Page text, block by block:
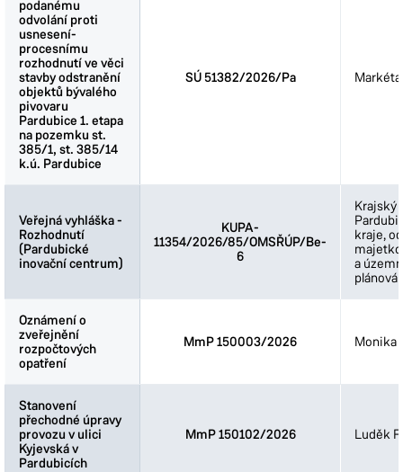
podanému
odvolání proti
usnesení-
procesnímu
rozhodnutí ve věci
stavby odstranění
objektů bývalého
pivovaru
Pardubice 1. etapa
na pozemku st.
385/1, st. 385/14
k.ú. Pardubice
SÚ 51382/2026/Pa
Veřejná vyhláška -
Rozhodnutí
(Pardubické
inovační centrum)
KUPA-
11354/2026/85/OMSŘÚP/Be-
6
Krajský
kraje,
a
Oznámení o
zveřejnění
rozpočtových
opatření
MmP 150003/2026 Monika
Stanovení
přechodné úpravy
provozu v ulici
Kyjevská v
Pardubicích
MmP 150102/2026 Luděk
podanému
odvolání proti
usnesení-
procesnímu
rozhodnutí ve věci
stavby odstranění
objektů bývalého
pivovaru
Pardubice 1. etapa
na pozemku st.
385/1, st. 385/14
k.ú. Pardubice
Veřejná vyhláška -
Rozhodnutí
(Pardubické
inovační centrum)
Oznámení o
zveřejnění
rozpočtových
opatření
Stanovení
přechodné úpravy
provozu v ulici
Kyjevská v
Pardubicích